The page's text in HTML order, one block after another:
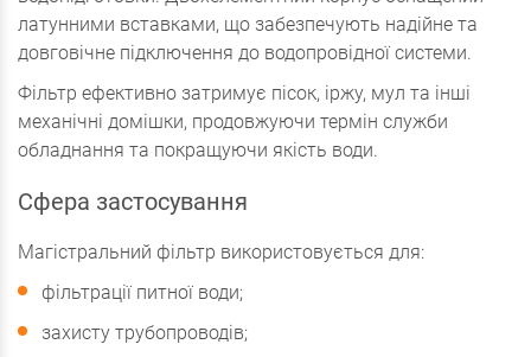
латунними вставками, що забезпечують надійне та
довговічне підключення до водопровідної системи.
Фільтр ефективно затримує пісок, іржу, мул та інші
механічні домішки, продовжуючи термін служби
обладнання та покращуючи якість води.
Сфера застосування
Магістральний фільтр використовується для:
фільтрації питної води;
захисту трубопроводів;